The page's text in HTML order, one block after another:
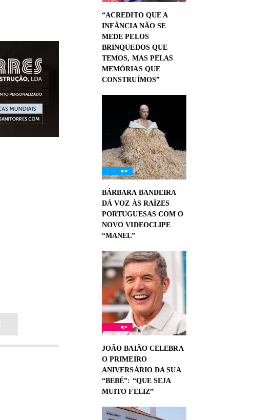
“ACREDITO QUE A
INFÂNCIA NÃO SE
MEDE PELOS
BRINQUEDOS QUE
TEMOS, MAS PELAS
MEMÓRIAS QUE
CONSTRUÍMOS”
BÁRBARA BANDEIRA
DÁ VOZ ÀS RAÍZES
PORTUGUESAS COM O
NOVO VIDEOCLIPE
“MANEL”
JOÃO BAIÃO CELEBRA
O PRIMEIRO
ANIVERSÁRIO DA SUA
“BEBÉ”: “QUE SEJA
MUITO FELIZ”